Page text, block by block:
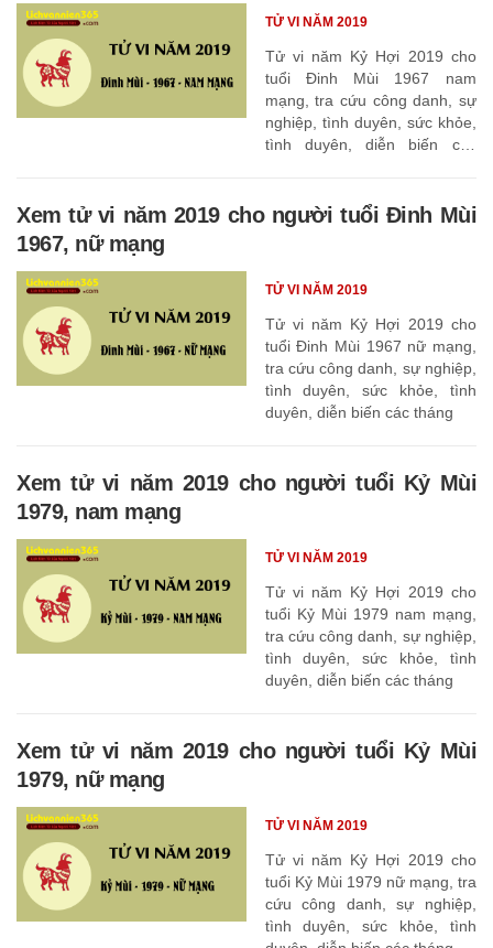
Tử vi năm Kỷ Hợi 2019 cho
tuổi Đinh Mùi 1967 nam
mạng, tra cứu công danh, sự
nghiệp, tình duyên, sức khỏe,
tình duyên, diễn biến các
TỬ VI NĂM 2019
Xem tử vi năm 2019 cho người tuổi Đinh Mùi
1967, nữ mạng
Tử vi năm Kỷ Hợi 2019 cho
tuổi Đinh Mùi 1967 nữ mạng,
tra cứu công danh, sự nghiệp,
tình duyên, sức khỏe, tình
duyên, diễn biến các tháng
TỬ VI NĂM 2019
Xem tử vi năm 2019 cho người tuổi Kỷ Mùi
1979, nam mạng
Tử vi năm Kỷ Hợi 2019 cho
tuổi Kỷ Mùi 1979 nam mạng,
tra cứu công danh, sự nghiệp,
tình duyên, sức khỏe, tình
duyên, diễn biến các tháng
TỬ VI NĂM 2019
Xem tử vi năm 2019 cho người tuổi Kỷ Mùi
1979, nữ mạng
Tử vi năm Kỷ Hợi 2019 cho
tuổi Kỷ Mùi 1979 nữ mạng, tra
cứu công danh, sự nghiệp,
tình duyên, sức khỏe, tình
TỬ VI NĂM 2019